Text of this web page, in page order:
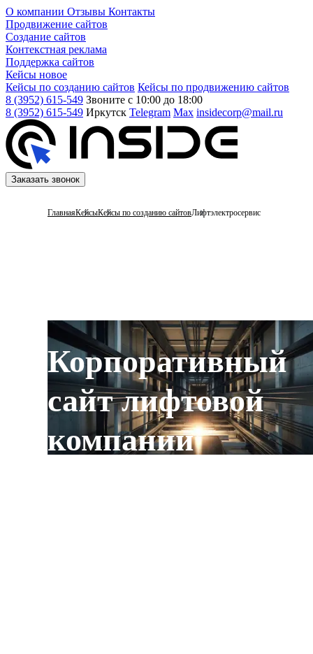
О компании Отзывы Контакты
Продвижение сайтов
Создание сайтов
Контекстная реклама
Поддержка сайтов
Кейсы новое
Кейсы по созданию сайтов Кейсы по продвижению сайтов
8 (3952) 615-549 Звоните с 10:00 до 18:00
8 (3952) 615-549 Иркутск Telegram Max insidecorp@mail.ru
Заказать звонок
ГлавнаяКейсыКейсы по созданию сайтовЛифтэлектросервис
Корпоративный
сайт лифтовой
компании